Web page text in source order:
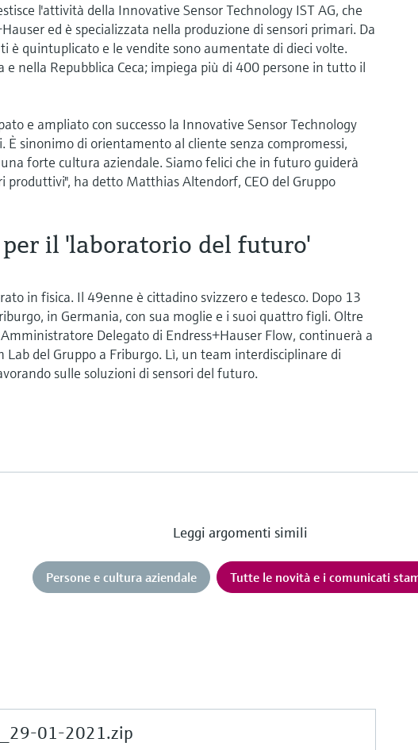
l'attività della Innovative Sensor Technology IST AG, che
ed è specializzata nella produzione di sensori primari. Da
è quintuplicato e le vendite sono aumentate di dieci volte.
e nella Repubblica Ceca; impiega più di 400 persone in tutto il
e ampliato con successo la Innovative Sensor Technology
È sinonimo di orientamento al cliente senza compromessi,
forte cultura aziendale. Siamo felici che in futuro guiderà
produttivi", ha detto Matthias Altendorf, CEO del Gruppo
il 'laboratorio del futuro'
in fisica. Il 49enne è cittadino svizzero e tedesco. Dopo 13
in Germania, con sua moglie e i suoi quattro figli. Oltre
Delegato di Endress+Hauser Flow, continuerà a
del Gruppo a Friburgo. Lì, un team interdisciplinare di
sulle soluzioni di sensori del futuro.
Leggi argomenti simili
Persone e cultura aziendale Tutte le novità e i comunicati
01-2021.zip